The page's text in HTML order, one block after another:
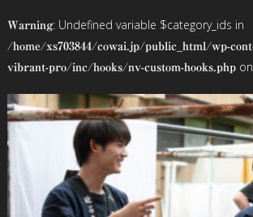
ゲ
ー
シ
ョ
ン
Warning: Undefined variable $category_ids in
/home/xs703844/cowai.jp/public_html/wp-
vibrant-pro/inc/hooks/nv-custom-hooks.phpon